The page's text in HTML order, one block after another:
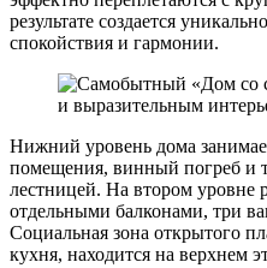
результате создается
спокойствия и гармонии.
Нижний уровень дома
помещения, винный погреб и
лестницей. На втором уровне
отдельными балконами, три
Социальная зона открытого
кухня, находится на верхнем